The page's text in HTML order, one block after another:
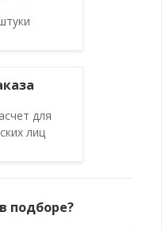
для
лиц
подборе?